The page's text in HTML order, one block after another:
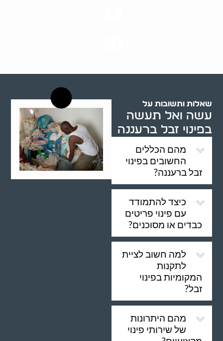
שאלות ותשובות על
עשה ואל תעשה
בפינוי זבל ברעננה
מהם הכללים
החשובים בפינוי
זבל ברעננה?
כיצד להתמודד
עם פינוי פריטים
כבדים או מסוכנים?
למה חשוב לציית
לתקנות
המקומיות בפינוי
זבל?
מהם היתרונות
של שירותי פינוי